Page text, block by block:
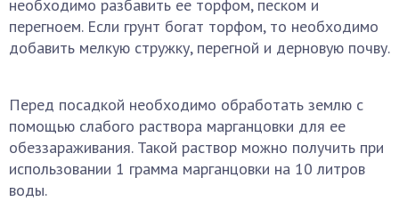
необходимо разбавить ее торфом, песком и
перегноем. Если грунт богат торфом, то необходимо
добавить мелкую стружку, перегной и дерновую почву.
Перед посадкой необходимо обработать землю с
помощью слабого раствора марганцовки для ее
обеззараживания. Такой раствор можно получить при
использовании 1 грамма марганцовки на 10 литров
воды.